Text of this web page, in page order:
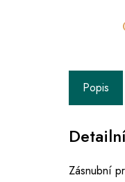
Popis
Zásnubní